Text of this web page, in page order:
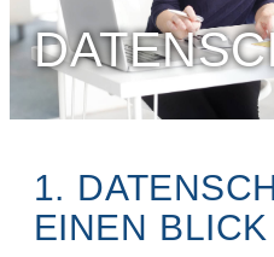
1.
EINEN BLICK